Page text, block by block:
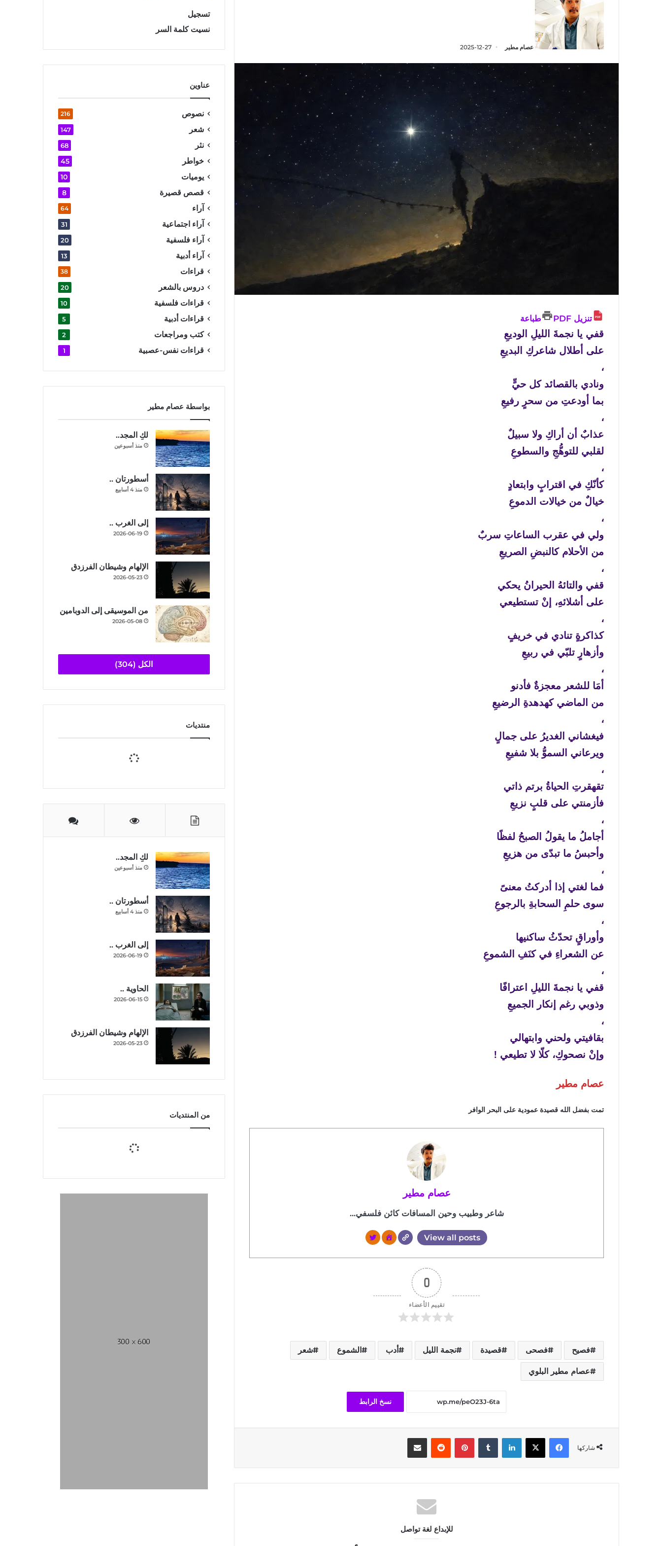
عصام مطير 2025-12-27
تنزيل PDF طباعة
قفي يا نجمةَ الليلِ الوديعِ
على أطلال شاعركِ البديعِ
،
ونادي بالقصائد كل حيٍّ
بما أودعتِ من سحرٍ رفيعِ
،
عذابٌ أن أراكِ ولا سبيلٌ
لقلبي للتوهُّجِ والسطوعِ
،
كأنّكِ في اقترابٍ وابتعادٍ
خيالٌ من خيالات الدموعِ
،
ولي في عقرب الساعاتِ سربٌ
من الأحلام كالنبضِ الصريعِ
،
قفي والتائهُ الحيرانُ يحكي
على أشلائهِ، إنْ تستطيعي
،
كذاكرةٍ تنادي في خريفٍ
وأزهارٍ تلبّي في ربيعِ
،
أمَا للشعر معجزةٌ فأدنو
من الماضي كهدهدةِ الرضيعِ
،
فيغشاني الغديرُ على جمالٍ
ويرعاني السموُّ بلا شفيعِ
،
تقهقرتِ الحياةُ برتم ذاتي
فأزمنتي على قلبٍ نزيعِ
،
أجاملُ ما يقولُ الصبحُ لفظًا
وأحبسُ ما تبدّى من هزيعِ
،
فما لغتي إذا أدركتُ معنىً
سوى حلمِ السحابةِ بالرجوعِ
،
وأوراقٍ تحدّثُ ساكنيها
عن الشعراءِ في كنَفِ الشموعِ
،
قفي يا نجمةَ الليلِ اعترافًا
وذوبي رغم إنكار الجميعِ
،
بقافيتي ولحني وابتهالي
وإنْ نصحوكِ، كلّا لا تطيعي !
عصام مطير
تمت بفضل الله قصيدة عمودية على البحر الوافر
عصام مطير
شاعر وطبيب وحين المسافات كائن فلسفي...
View all posts
0
تقييم الأعضاء
فصيح فصحى قصيدة نجمة الليل أدب الشموع شعر
عصام مطير البلوي
نسخ الرابط
شاركها
فيسبوك‫X لينكدإن بينتيريست مشاركة عبر البريد
للإبداع لغة تواصل
تسجيل
نسيت كلمة السر
عناوين
نصوص 216
شعر 147
نثر 68
خواطر 45
يوميات 10
قصص قصيرة 8
آراء 64
آراء اجتماعية 31
آراء فلسفية 20
آراء أدبية 13
قراءات 38
دروس بالشعر 20
قراءات فلسفية 10
قراءات أدبية 5
كتب ومراجعات 2
قراءات نفس-عصبية 1
بواسطة عصام مطير
لكِ المجد..
منذ أسبوعين
أسطورتان ..
منذ 4 أسابيع
إلى الغرب ..
2026-06-19
الإلهام وشيطان الفرزدق
2026-05-23
من الموسيقى إلى الدوبامين
2026-05-08
الكل (304)
منتديات
لكِ المجد..
منذ أسبوعين
أسطورتان ..
منذ 4 أسابيع
إلى الغرب ..
2026-06-19
الحاوية ..
2026-06-15
الإلهام وشيطان الفرزدق
2026-05-23
من المنتديات